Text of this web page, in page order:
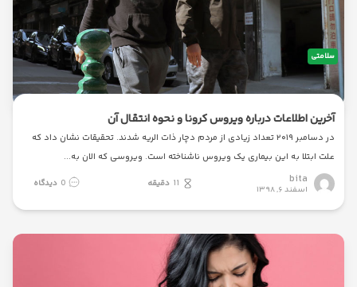
سلامتی
آخرین اطلاعات درباره ویروس کرونا و نحوه انتقال آن
در دسامبر ۲۰۱۹ تعداد زیادی از مردم دچار ذات الریه شدند. تحقیقات نشان داد که
علت ابتلا به این بیماری یک ویروس ناشناخته است. ویروسی که الان به
bita
اسفند ۶, ۱۳۹۸ 11 دقیقه 0 دیدگاه